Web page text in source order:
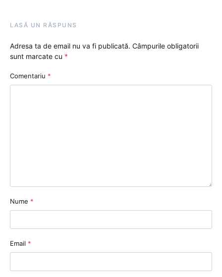
LASĂ UN RĂSPUNS
Adresa ta de email nu va fi publicată. Câmpurile obligatorii
sunt marcate cu *
Comentariu *
Nume *
Email *